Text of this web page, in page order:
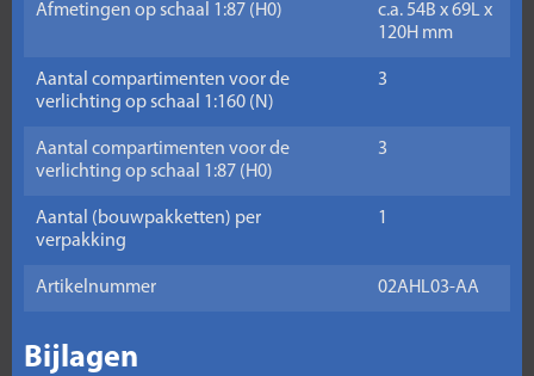
Afmetingen op schaal 1:87 (H0)
c.a. 54B x 69L x
120H mm
Aantal compartimenten voor de
verlichting op schaal 1:160 (N)
3
Aantal compartimenten voor de
verlichting op schaal 1:87 (H0)
3
Aantal (bouwpakketten) per
verpakking
1
Artikelnummer 02AHL03-AA
Bijlagen